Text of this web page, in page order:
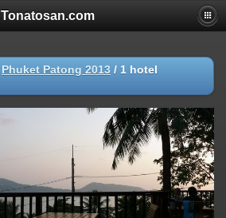
Tonatosan.com
Phuket Patong 2013 / 1 hotel